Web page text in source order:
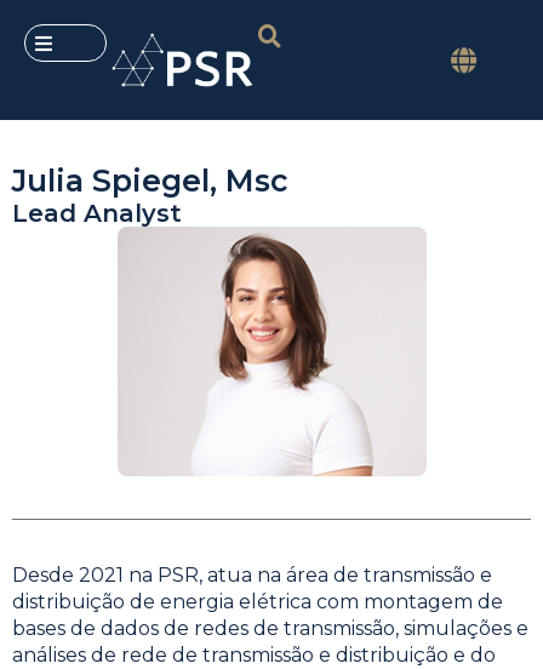
Julia Spiegel, Msc
Lead Analyst
Desde 2021 na PSR, atua na área de transmissão e
distribuição de energia elétrica com montagem de
bases de dados de redes de transmissão, simulações e
análises de rede de transmissão e distribuição e do